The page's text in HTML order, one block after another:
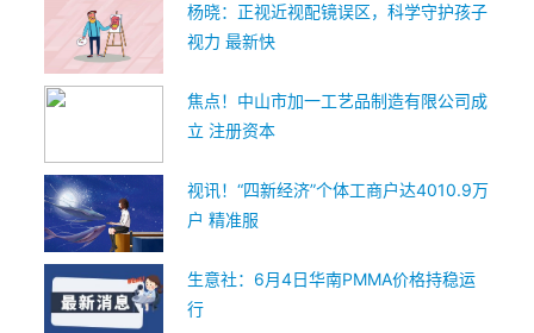
杨晓：正视近视配镜误区，科学守护孩子
视力 最新快
焦点！中山市加一工艺品制造有限公司成
立 注册资本
视讯！“四新经济”个体工商户达4010.9万
户 精准服
生意社：6月4日华南PMMA价格持稳运
行